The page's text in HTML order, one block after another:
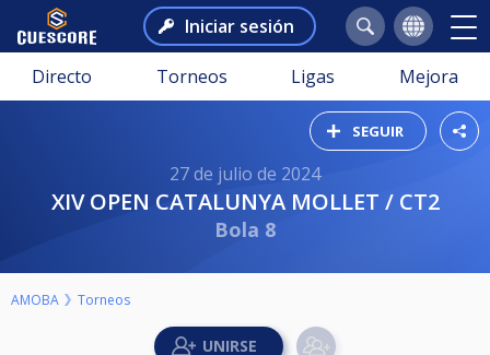
Iniciar sesión
Directo Torneos Ligas Mejora
SEGUIR
27 de julio de 2024
XIV OPEN CATALUNYA MOLLET / CT2
Bola 8
AMOBA Torneos